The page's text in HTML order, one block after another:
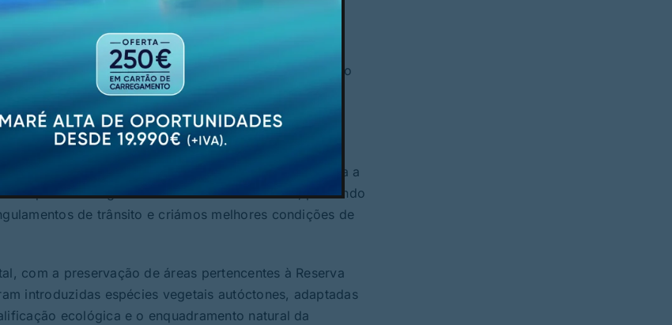
ambiental, que aproxima zonas residenciais,
no desenvolvimento entre o centro e a periferia: “São
qualidade ao território vimaranense, estendendo essa
tem direito à mesma excelência de obra que
da nova via na rede de acessos: “Este troço completa a
quem se dirige a Pevidém ou à autoestrada, passando
de trânsito e criámos melhores condições de
com a preservação de áreas pertencentes à Reserva
introduzidas espécies vegetais autóctones, adaptadas
ecológica e o enquadramento natural da